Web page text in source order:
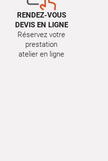
RENDEZ-VOUS
DEVIS EN LIGNE
Réservez votre
prestation
atelier en ligne